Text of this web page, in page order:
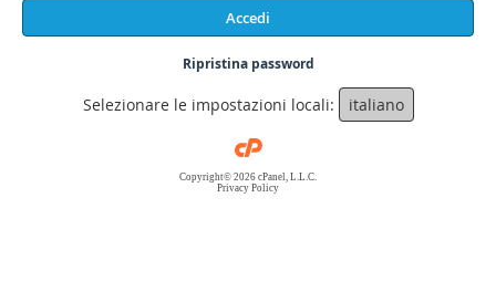
Accedi
Ripristina password
Selezionare le impostazioni locali: italiano
Copyright© 2026 cPanel, L.L.C.
Privacy Policy